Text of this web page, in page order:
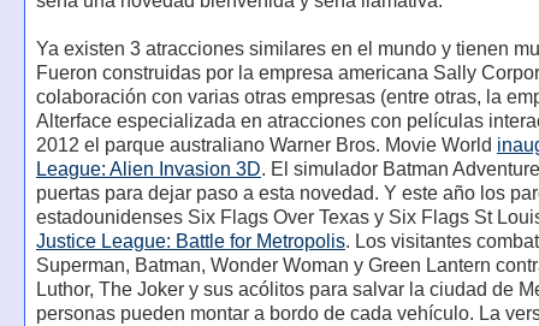
Ya existen 3 atracciones similares en el mundo y tienen
Fueron construidas por la empresa americana Sally
colaboración con varias otras empresas (entre otras, la
Alterface especializada en atracciones con películas
2012 el parque australiano Warner Bros. Movie World
League: Alien Invasion 3D. El simulador Batman
puertas para dejar paso a esta novedad. Y este año los
estadounidenses Six Flags Over Texas y Six Flags St
Justice League: Battle for Metropolis. Los visitantes
Superman, Batman, Wonder Woman y Green Lantern
Luthor, The Joker y sus acólitos para salvar la ciudad de
personas pueden montar a bordo de cada vehículo. La